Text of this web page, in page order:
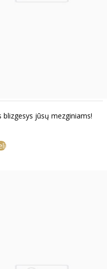
jūsų mezginiams!